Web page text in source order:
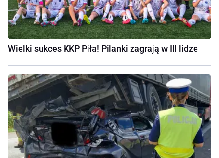
Wielki sukces KKP Piła! Pilanki zagrają w III lidze